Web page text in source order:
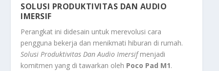
SOLUSI PRODUKTIVITAS DAN AUDIO
IMERSIF
Perangkat ini didesain untuk merevolusi cara
pengguna bekerja dan menikmati hiburan di rumah.
Solusi Produktivitas Dan Audio Imersifmenjadi
komitmen yang di tawarkan oleh Poco Pad M1.